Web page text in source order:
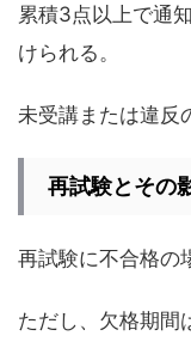
累積3点以上で通
けられる。
未受講または違反
再試験とその
再試験に不合格の
ただし、欠格期間